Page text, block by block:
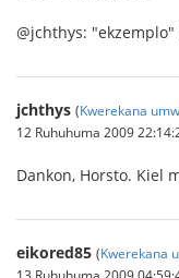
@jchthys:
jchthys (Kwerekana
12 Ruhuhuma 2009
Dankon, Horsto. Kiel
eikored85 (Kwerekana